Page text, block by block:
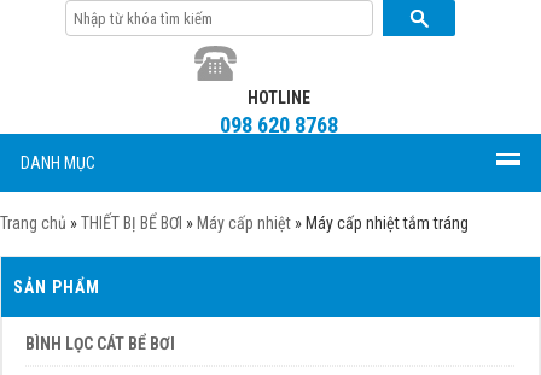
HOTLINE
098 620 8768
DANH MỤC
Trang chủ »THIẾT BỊ BỂ BƠI » Máy cấp nhiệt » Máy cấp nhiệt tắm tráng
SẢN PHẨM
BÌNH LỌC CÁT BỂ BƠI